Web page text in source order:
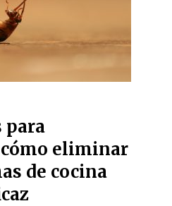
para
cómo eliminar
de cocina